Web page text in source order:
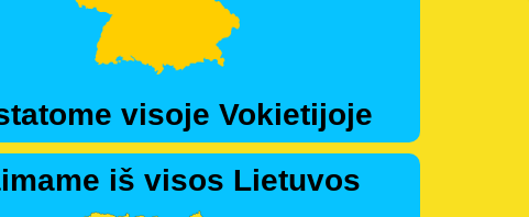
visoje Vokietijoje
iš visos Lietuvos